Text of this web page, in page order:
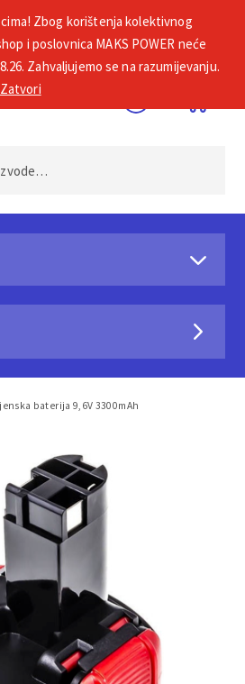
baterija 9,6V 3300mAh
Zbog korištenja kolektivnog
i poslovnica MAKS POWER neće
Zahvaljujemo se na razumijevanju.
Zatvori